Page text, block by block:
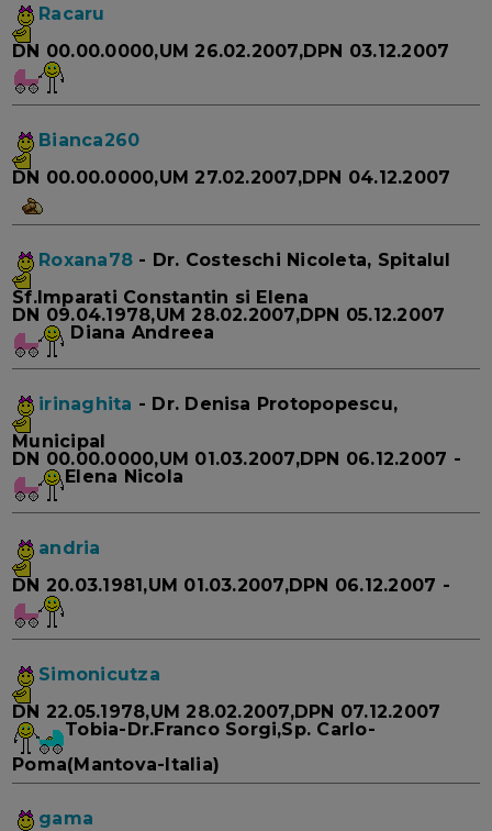
Racaru
DN 00.00.0000,UM 26.02.2007,DPN 03.12.2007
Bianca260
DN 00.00.0000,UM 27.02.2007,DPN 04.12.2007
Roxana78 - Dr. Costeschi Nicoleta, Spitalul
Sf.Imparati Constantin si Elena
DN 09.04.1978,UM 28.02.2007,DPN 05.12.2007
Diana Andreea
irinaghita - Dr. Denisa Protopopescu,
Municipal
DN 00.00.0000,UM 01.03.2007,DPN 06.12.2007 -
Elena Nicola
andria
DN 20.03.1981,UM 01.03.2007,DPN 06.12.2007 -
Simonicutza
DN 22.05.1978,UM 28.02.2007,DPN 07.12.2007
Tobia-Dr.Franco Sorgi,Sp. Carlo-
Poma(Mantova-Italia)
gama